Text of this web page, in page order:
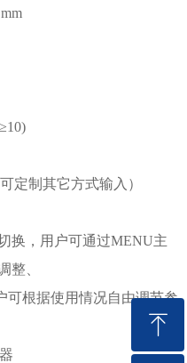
定制其它方式输入）
换，用户可通过MENU主
整、
据使用情况自由调节参
ꁸ